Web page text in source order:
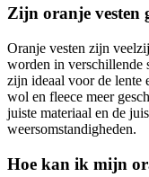
Zijn oranje vesten
Oranje vesten zijn
worden in verschillende
zijn ideaal voor de lente
wol en fleece meer
juiste materiaal en de
weersomstandigheden.
Hoe kan ik mijn